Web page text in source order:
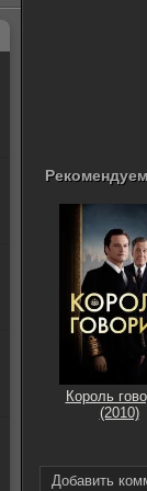
Король
(2010)
Добавить